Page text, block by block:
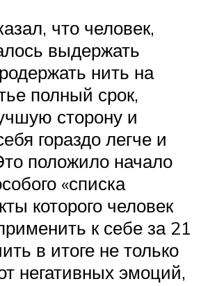
что человек,
выдержать
нить на
полный срок,
сторону и
гораздо легче и
положило начало
«списка
которого человек
к себе за 21
в итоге не только
негативных эмоций,